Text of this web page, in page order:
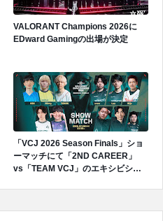
VALORANT Champions 2026に
EDward Gamingの出場が決定
「VCJ 2026 Season Finals」ショ
ーマッチにて「2ND CAREER」
vs「TEAM VCJ」のエキシビショ